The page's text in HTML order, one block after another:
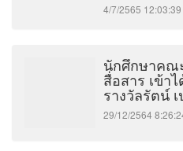
4/7/2565
นักศึกษาคณ
สื่อสาร เข้า
รางวัลรัตน์
29/12/2564